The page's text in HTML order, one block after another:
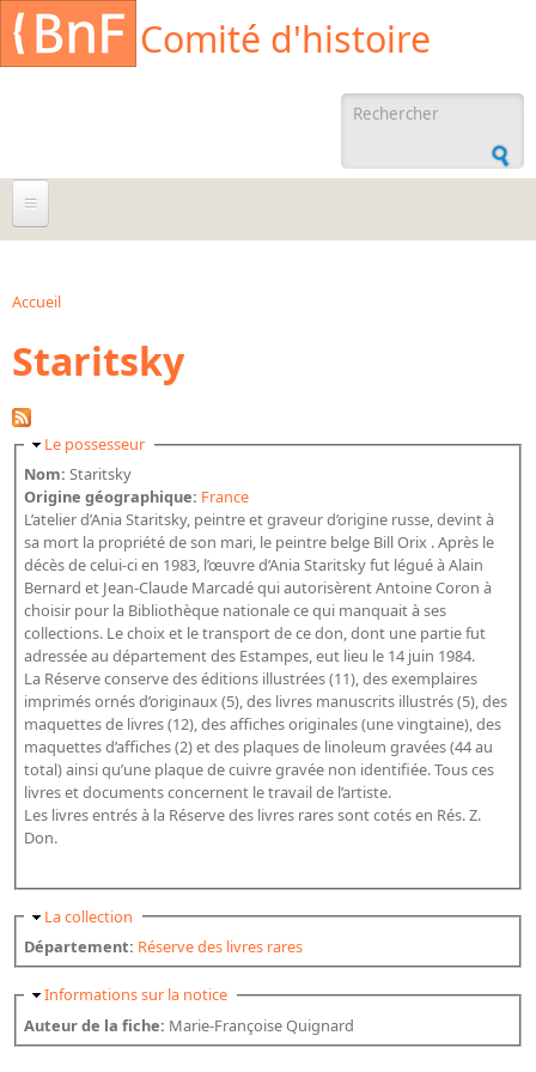
Aller au contenu principal
Comité d'histoire
recherche
À propos
Agenda
Ressources documentaires
Archives orales
Bibliographies
Bibliographie sur la BnF
Bibliographie historique de la Bibliothèque nationale de
France
Dictionnaire de la BnF
Dictionnaire BnF : recherche avancée
Dictionnaire BnF : index
Dictionnaire des fonds spéciaux et des principales collections et
provenances
Recherche de fonds, collections et provenances
Explorer
Organigrammes de la bibliothèque
Rapports d'activité de la Bibliothèque
Répertoire
Accueil
Staritsky
Masquer
Le possesseur
Nom:Staritsky
Origine géographique: France
L’atelier d’Ania Staritsky, peintre et graveur d’origine russe, devint à
sa mort la propriété de son mari, le peintre belge Bill Orix . Après le
décès de celui-ci en 1983, l’œuvre d’Ania Staritsky fut légué à Alain
Bernard et Jean-Claude Marcadé qui autorisèrent Antoine Coron à
choisir pour la Bibliothèque nationale ce qui manquait à ses
collections. Le choix et le transport de ce don, dont une partie fut
adressée au département des Estampes, eut lieu le 14 juin 1984.
La Réserve conserve des éditions illustrées (11), des exemplaires
imprimés ornés d’originaux (5), des livres manuscrits illustrés (5), des
maquettes de livres (12), des affiches originales (une vingtaine), des
maquettes d’affiches (2) et des plaques de linoleum gravées (44 au
total) ainsi qu’une plaque de cuivre gravée non identifiée. Tous ces
livres et documents concernent le travail de l’artiste.
Les livres entrés à la Réserve des livres rares sont cotés en Rés. Z.
Don.
Masquer
La collection
Département: Réserve des livres rares
Masquer
Informations sur la notice
Auteur de la fiche: Marie-Françoise Quignard
Cookies management panel